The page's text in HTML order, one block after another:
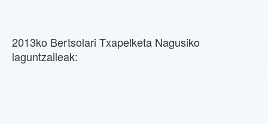
2013ko Bertsolari Txapelketa Nagusiko
laguntzaileak: